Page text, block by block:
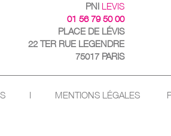
PNI LEVIS
01 56 79 50 00
PLACE DE LÉVIS
22 TER RUE LEGENDRE
75017 PARIS
I MENTIONS LÉGALES